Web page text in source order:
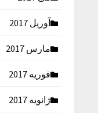
آوریل 2017
مارس 2017
فوریه 2017
ژانویه 2017